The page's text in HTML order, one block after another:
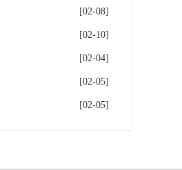
[02-08]
[02-10]
[02-04]
[02-05]
[02-05]